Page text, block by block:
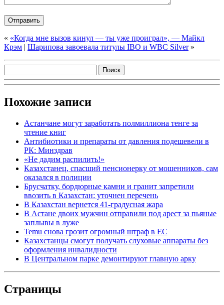
« «Когда мне вызов кинул — ты уже проиграл», — Майкл
Крэм | Шарипова завоевала титулы IBO и WBC Silver »
Похожие записи
Астанчане могут заработать полмиллиона тенге за
чтение книг
Антибиотики и препараты от давления подешевели в
РК: Минздрав
«Не дадим распилить!»
Казахстанец, спасший пенсионерку от мошенников, сам
оказался в полиции
Брусчатку, бордюрные камни и гранит запретили
ввозить в Казахстан: уточнен перечень
В Казахстан вернется 41-градусная жара
В Астане двоих мужчин отправили под арест за пьяные
заплывы в луже
Temu снова грозит огромный штраф в ЕС
Казахстанцы смогут получать слуховые аппараты без
оформления инвалидности
В Центральном парке демонтируют главную арку
Страницы